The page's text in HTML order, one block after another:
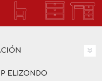
ELIZONDO